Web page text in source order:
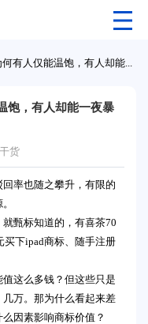
商标交易市场揭秘：为何有人仅能温饱，有人却能一夜暴富
饱，有人却能一夜暴
货
率也随之攀升，有限的
甄标知道的，有喜茶70
买下ipad商标、随手注册
这么多钱？但这些只是
万。那为什么看起来差
因素影响商标价值？